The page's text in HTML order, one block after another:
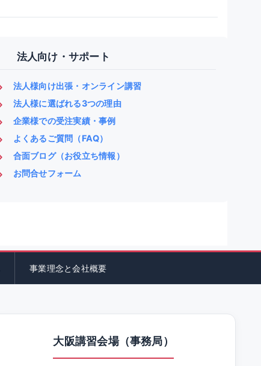
法人向け・サポート
法人様向け出張・オンライン講習
法人様に選ばれる3つの理由
企業様での受注実績・事例
よくあるご質問（FAQ）
合面ブログ（お役立ち情報）
お問合せフォーム
事業理念と会社概要
大阪講習会場（事務局）